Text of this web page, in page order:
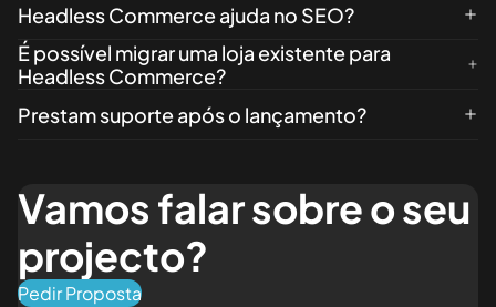
Headless Commerce ajuda no SEO?
É possível migrar uma loja existente para
Headless Commerce?
Prestam suporte após o lançamento?
Vamos falar sobre o seu
projecto?
Pedir Proposta